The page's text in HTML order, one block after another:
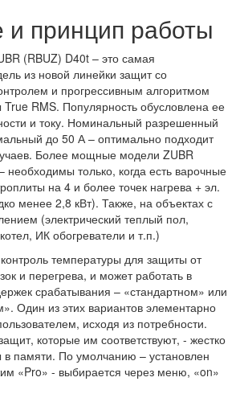
принцип работы
(RBUZ) D40t – это самая
из новой линейки защит со
и прогрессивным алгоритмом
RMS. Популярность обусловлена ее
и току. Номинальный разрешенный
до 50 А – оптимально подходит
Более мощные модели ZUBR
необходимы только, когда есть варочные
на 4 и более точек нагрева + эл.
менее 2,8 кВт). Также, на объектах с
(электрический теплый пол,
ИК обогреватели и т.п.)
температуры для защиты от
и перегрева, и может работать в
срабатывания – «стандартном» или
Один из этих вариантов элементарно
исходя из потребности.
которые им соответствуют, - жестко
памяти. По умолчанию – установлен
«Pro» - выбирается через меню, «on»